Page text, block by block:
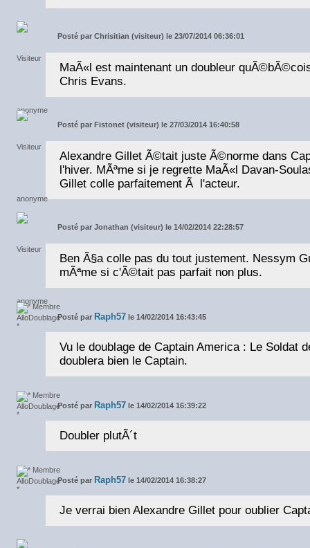
Posté par Chrisitian (visiteur) le 23/07/2014 06:36:01
MaÃ«l est maintenant un doubleur
Chris Evans.
Posté par Fistonet (visiteur) le 27/03/2014 16:40:58
Alexandre Gillet Ã©tait juste Ã©norme dans
l'hiver. MÃªme si je regrette MaÃ«l Davan-
Gillet colle parfaitement Ã l'acteur.
Posté par Jonathan (visiteur) le 14/02/2014 22:28:57
Ben Ã§a colle pas du tout justement. Nessym
mÃªme si c'Ã©tait pas parfait non plus.
Posté par Raph57 le 14/02/2014 16:43:45
Vu le doublage de Captain America : Le Soldat
doublera bien le Captain.
Posté par Raph57 le 14/02/2014 16:39:22
Doubler plutÃ´t
Posté par Raph57 le 14/02/2014 16:38:27
Je verrai bien Alexandre Gillet pour oublier